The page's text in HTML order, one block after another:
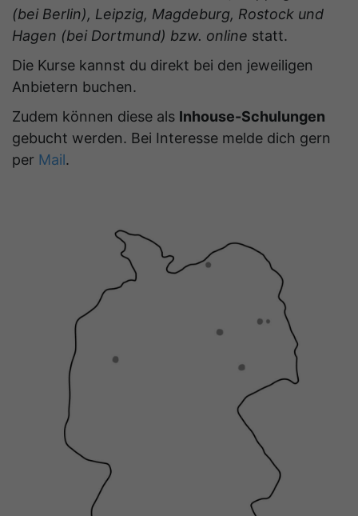
(bei Berlin), Leipzig, Magdeburg, Rostock und
Hagen (bei Dortmund) bzw. online statt.
Die Kurse kannst du direkt bei den jeweiligen
Anbietern buchen.
Zudem können diese als Inhouse-Schulungen
gebucht werden. Bei Interesse melde dich gern
per Mail.